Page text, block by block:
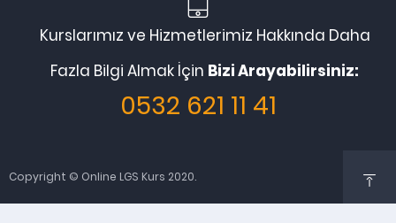
Kurslarımız ve Hizmetlerimiz Hakkında Daha
Fazla Bilgi Almak İçin Bizi Arayabilirsiniz:
0532 621 11 41
Copyright © Online LGS Kurs 2020.